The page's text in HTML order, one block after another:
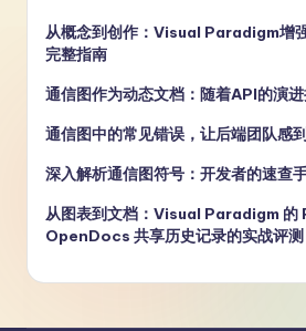
从概念到创作：Visual Paradigm增
完整指南
通信图作为动态文档：随着API的演
通信图中的常见错误，让后端团队感
深入解析通信图符号：开发者的速查
从图表到文档：Visual Paradigm 的
OpenDocs 共享历史记录的实战评测